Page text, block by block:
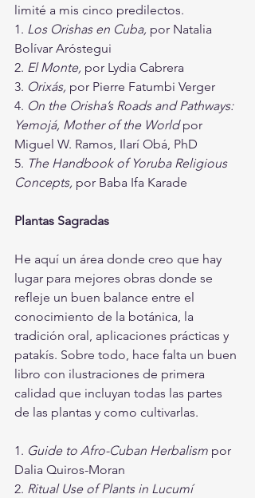
limité a mis cinco predilectos.
1. Los Orishas en Cuba, por Natalia
Bolívar Aróstegui
2. El Monte, por Lydia Cabrera
3. Orixás, por Pierre Fatumbi Verger
4. On the Orisha’s Roads and Pathways:
Yemojá, Mother of the World por
Miguel W. Ramos, Ilarí Obá, PhD
5. The Handbook of Yoruba Religious
Concepts, por Baba Ifa Karade
Plantas Sagradas
He aquí un área donde creo que hay
lugar para mejores obras donde se
refleje un buen balance entre el
conocimiento de la botánica, la
tradición oral, aplicaciones prácticas y
patakís. Sobre todo, hace falta un buen
libro con ilustraciones de primera
calidad que incluyan todas las partes
de las plantas y como cultivarlas.
1. Guide to Afro-Cuban Herbalism por
Dalia Quiros-Moran
2. Ritual Use of Plants in Lucumí